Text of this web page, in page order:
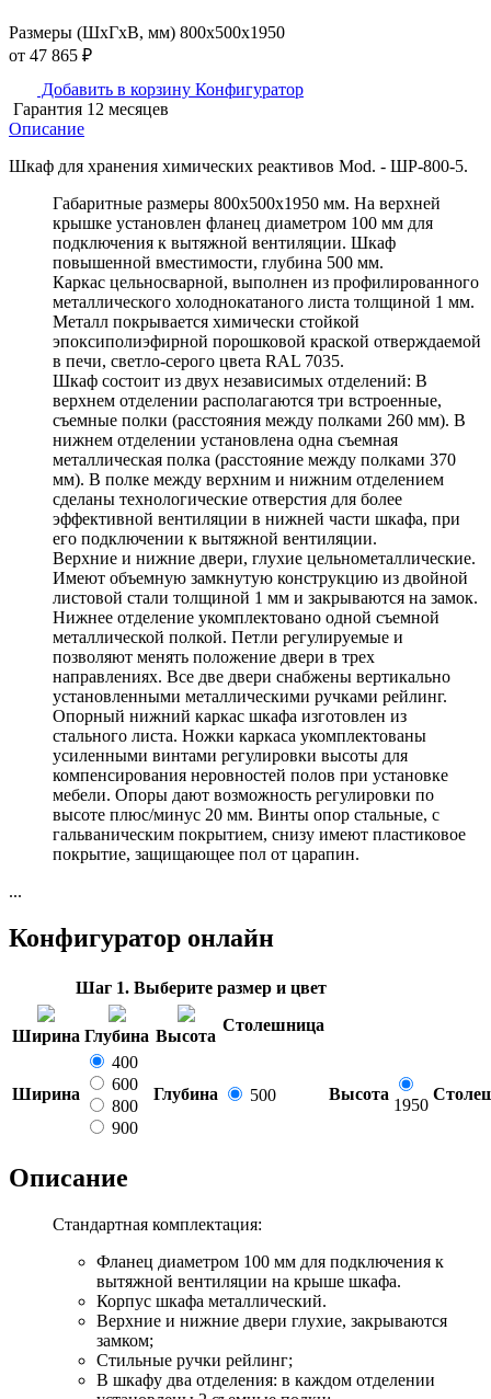
Размеры (ШхГхВ, мм) 800х500х1950
от 47 865 ₽
Добавить в корзину Конфигуратор
Гарантия 12 месяцев
Описание
Шкаф для хранения химических реактивов Mod. - ШР-800-5.
Габаритные размеры 800х500х1950 мм. На верхней
крышке установлен фланец диаметром 100 мм для
подключения к вытяжной вентиляции. Шкаф
повышенной вместимости, глубина 500 мм.
Каркас цельносварной, выполнен из профилированного
металлического холоднокатаного листа толщиной 1 мм.
Металл покрывается химически стойкой
эпоксиполиэфирной порошковой краской отверждаемой
в печи, светло-серого цвета RAL 7035.
Шкаф состоит из двух независимых отделений: В
верхнем отделении располагаются три встроенные,
съемные полки (расстояния между полками 260 мм). В
нижнем отделении установлена одна съемная
металлическая полка (расстояние между полками 370
мм). В полке между верхним и нижним отделением
сделаны технологические отверстия для более
эффективной вентиляции в нижней части шкафа, при
его подключении к вытяжной вентиляции.
Верхние и нижние двери, глухие цельнометаллические.
Имеют объемную замкнутую конструкцию из двойной
листовой стали толщиной 1 мм и закрываются на замок.
Нижнее отделение укомплектовано одной съемной
металлической полкой. Петли регулируемые и
позволяют менять положение двери в трех
направлениях. Все две двери снабжены вертикально
установленными металлическими ручками рейлинг.
Опорный нижний каркас шкафа изготовлен из
стального листа. Ножки каркаса укомплектованы
усиленными винтами регулировки высоты для
компенсирования неровностей полов при установке
мебели. Опоры дают возможность регулировки по
высоте плюс/минус 20 мм. Винты опор стальные, с
гальваническим покрытием, снизу имеют пластиковое
покрытие, защищающее пол от царапин.
...
Конфигуратор онлайн
Шаг 1. Выберите размер и цвет
Ширина Глубина Высота
Столешница
Ширина
400
600
800
900
Глубина 500 Высота
1950
Описание
Стандартная комплектация:
Фланец диаметром 100 мм для подключения к
вытяжной вентиляции на крыше шкафа.
Корпус шкафа металлический.
Верхние и нижние двери глухие, закрываются
замком;
Стильные ручки рейлинг;
В шкафу два отделения: в каждом отделении